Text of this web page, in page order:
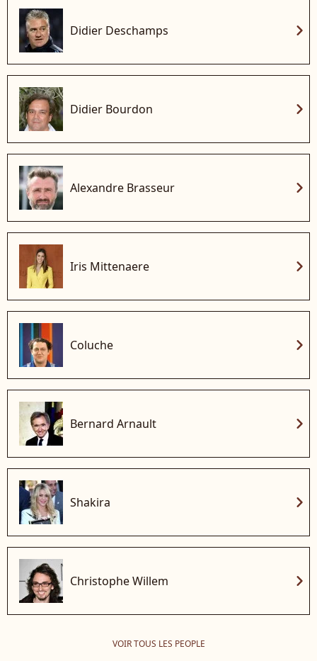
Didier Deschamps chevron_right
Didier Bourdon chevron_right
Alexandre Brasseur chevron_right
Iris Mittenaere chevron_right
Coluche chevron_right
Bernard Arnault chevron_right
Shakira chevron_right
Christophe Willem chevron_right
VOIR TOUS LES PEOPLE